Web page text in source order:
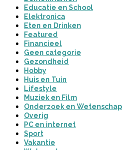
Educatie en School
Elektronica
Eten en Drinken
Featured
Financieel
Geen categorie
Gezondheid
Hobby
Huis en Tuin
Lifestyle
Muziek en Film
Onderzoek en Wetenschap
Overig
PC en internet
Sport
Vakantie